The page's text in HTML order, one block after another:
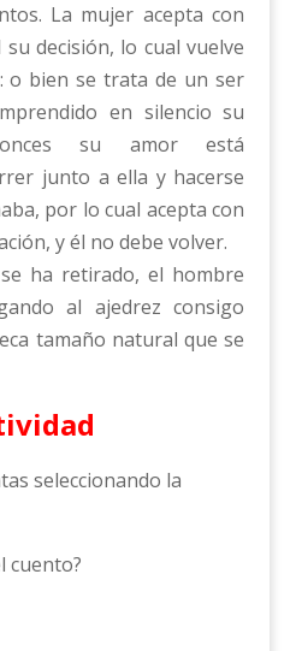
La mujer acepta con
decisión, lo cual vuelve
o bien se trata de un ser
en silencio su
su amor está
junto a ella y hacerse
por lo cual acepta con
y él no debe volver.
ha retirado, el hombre
al ajedrez consigo
tamaño natural que se
seleccionando la
cuento?